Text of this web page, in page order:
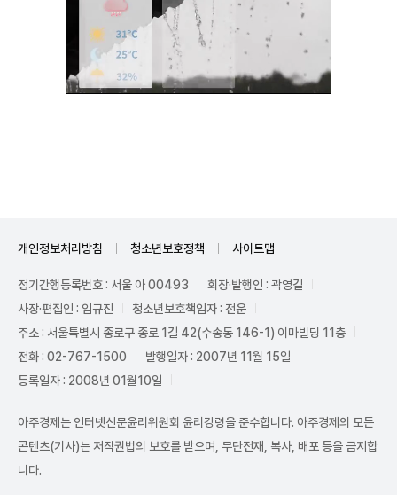
개인정보처리방침 청소년보호정책 사이트맵
정기간행등록번호 : 서울 아 00493
회장·발행인 : 곽영길
사장·편집인 : 임규진
청소년보호책임자 : 전운
주소 : 서울특별시 종로구 종로 1길 42(수송동 146-1) 이마빌딩 11층
전화 : 02-767-1500
발행일자 : 2007년 11월 15일
등록일자 : 2008년 01월10일
아주경제는 인터넷신문윤리위원회 윤리강령을 준수합니다. 아주경제의 모든
콘텐츠(기사)는 저작권법의 보호를 받으며, 무단전재, 복사, 배포 등을 금지합
니다.